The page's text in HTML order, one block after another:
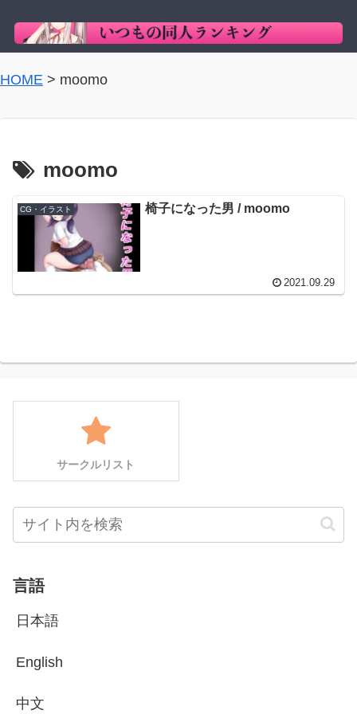
HOME > moomo
moomo
CG・イラスト 椅子になった男 / moomo
2021.09.29
サークルリスト
言語
日本語
English
中文